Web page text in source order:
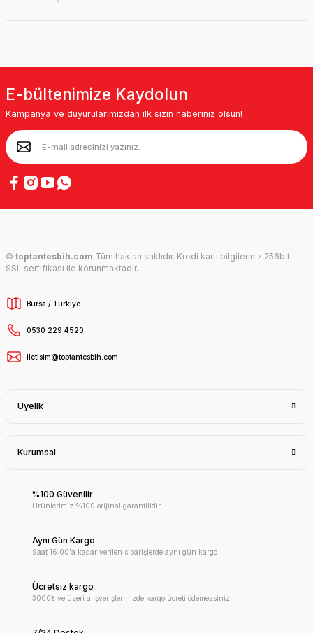
E-bültenimize Kaydolun
Kampanya ve duyurularımızdan ilk sizin haberiniz olsun!
© toptantesbih.com Tüm hakları saklıdır. Kredi kartı bilgileriniz 256bit
SSL sertifikası ile korunmaktadır.
Bursa / Türkiye
0530 229 4520
iletisim@toptantesbih.com
Üyelik
Kurumsal
%100 Güvenilir
Ürünlerimiz %100 orijinal garantilidir.
Aynı Gün Kargo
Saat 16:00'a kadar verilen siparişlerde aynı gün kargo
Ücretsiz kargo
3000₺ ve üzeri alışverişlerinizde kargo ücreti ödemezsiniz.